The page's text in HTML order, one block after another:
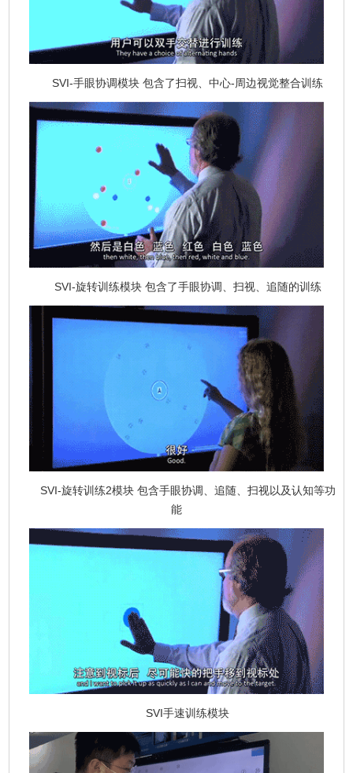
SVI-手眼协调模块 包含了扫视、中心-周边视觉整合训练
SVI-旋转训练模块 包含了手眼协调、扫视、追随的训练
SVI-旋转训练2模块 包含手眼协调、追随、扫视以及认知等功
能
SVI手速训练模块